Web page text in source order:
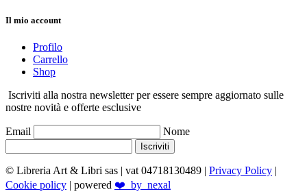
Il mio account
Profilo
Carrello
Shop
Iscriviti alla nostra newsletter per essere sempre aggiornato sulle
nostre novità e offerte esclusive
Email Nome
Iscriviti
© Libreria Art & Libri sas | vat 04718130489 | Privacy Policy |
Cookie policy | powered ❤️_by_nexal